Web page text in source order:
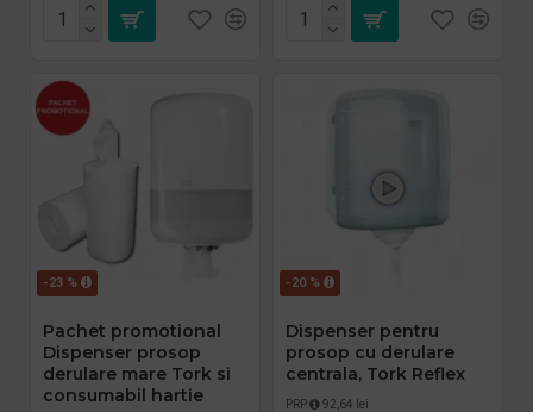
-23 %
Pachet promotional
Dispenser prosop
derulare mare Tork si
consumabil hartie
-20 %
Dispenser pentru
prosop cu derulare
centrala, Tork Reflex
PRP 92,64 lei